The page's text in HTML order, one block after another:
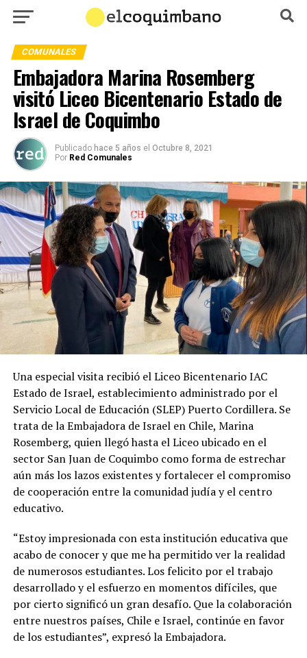
COMUNALES
Embajadora Marina Rosemberg
visitó Liceo Bicentenario Estado de
Israel de Coquimbo
Publicado hace 5 años el Octubre 8, 2021
Por Red Comunales
Una especial visita recibió el Liceo Bicentenario IAC
Estado de Israel, establecimiento administrado por el
Servicio Local de Educación (SLEP) Puerto Cordillera. Se
trata de la Embajadora de Israel en Chile, Marina
Rosemberg, quien llegó hasta el Liceo ubicado en el
sector San Juan de Coquimbo como forma de estrechar
aún más los lazos existentes y fortalecer el compromiso
de cooperación entre la comunidad judía y el centro
educativo.
“Estoy impresionada con esta institución educativa que
acabo de conocer y que me ha permitido ver la realidad
de numerosos estudiantes. Los felicito por el trabajo
desarrollado y el esfuerzo en momentos difíciles, que
por cierto significó un gran desafío. Que la colaboración
entre nuestros países, Chile e Israel, continúe en favor
de los estudiantes”, expresó la Embajadora.